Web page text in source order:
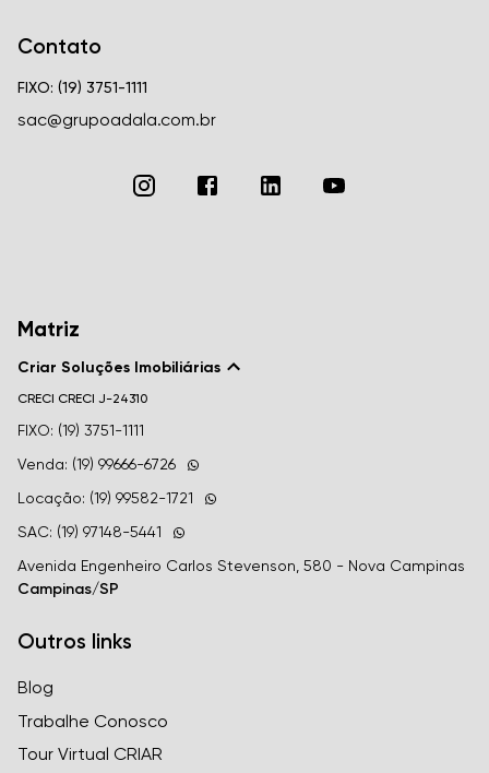
Contato
FIXO: (19) 3751-1111
sac@grupoadala.com.br
Matriz
Criar Soluções Imobiliárias
CRECI CRECI J-24310
FIXO: (19) 3751-1111
Venda: (19) 99666-6726
Locação: (19) 99582-1721
SAC: (19) 97148-5441
Avenida Engenheiro Carlos Stevenson, 580 - Nova Campinas
Campinas/SP
Outros links
Blog
Trabalhe Conosco
Tour Virtual CRIAR